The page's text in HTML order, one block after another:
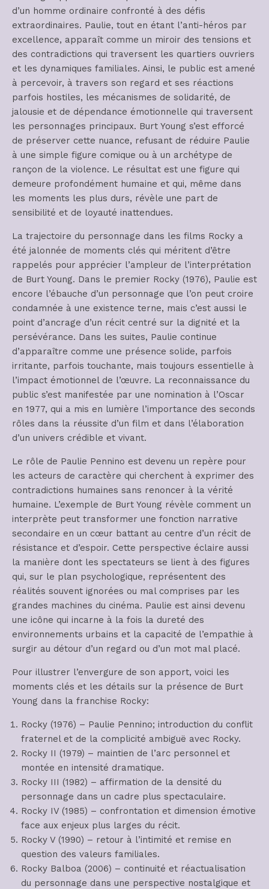
d’un homme ordinaire confronté à des défis
extraordinaires. Paulie, tout en étant l’anti-héros par
excellence, apparaît comme un miroir des tensions et
des contradictions qui traversent les quartiers ouvriers
et les dynamiques familiales. Ainsi, le public est amené
à percevoir, à travers son regard et ses réactions
parfois hostiles, les mécanismes de solidarité, de
jalousie et de dépendance émotionnelle qui traversent
les personnages principaux. Burt Young s’est efforcé
de préserver cette nuance, refusant de réduire Paulie
à une simple figure comique ou à un archétype de
rançon de la violence. Le résultat est une figure qui
demeure profondément humaine et qui, même dans
les moments les plus durs, révèle une part de
sensibilité et de loyauté inattendues.
La trajectoire du personnage dans les films Rocky a
été jalonnée de moments clés qui méritent d’être
rappelés pour apprécier l’ampleur de l’interprétation
de Burt Young. Dans le premier Rocky (1976), Paulie est
encore l’ébauche d’un personnage que l’on peut croire
condamnée à une existence terne, mais c’est aussi le
point d’ancrage d’un récit centré sur la dignité et la
persévérance. Dans les suites, Paulie continue
d’apparaître comme une présence solide, parfois
irritante, parfois touchante, mais toujours essentielle à
l’impact émotionnel de l’œuvre. La reconnaissance du
public s’est manifestée par une nomination à l’Oscar
en 1977, qui a mis en lumière l’importance des seconds
rôles dans la réussite d’un film et dans l’élaboration
d’un univers crédible et vivant.
Le rôle de Paulie Pennino est devenu un repère pour
les acteurs de caractère qui cherchent à exprimer des
contradictions humaines sans renoncer à la vérité
humaine. L’exemple de Burt Young révèle comment un
interprète peut transformer une fonction narrative
secondaire en un cœur battant au centre d’un récit de
résistance et d’espoir. Cette perspective éclaire aussi
la manière dont les spectateurs se lient à des figures
qui, sur le plan psychologique, représentent des
réalités souvent ignorées ou mal comprises par les
grandes machines du cinéma. Paulie est ainsi devenu
une icône qui incarne à la fois la dureté des
environnements urbains et la capacité de l’empathie à
surgir au détour d’un regard ou d’un mot mal placé.
Pour illustrer l’envergure de son apport, voici les
moments clés et les détails sur la présence de Burt
Young dans la franchise Rocky:
Rocky (1976) – Paulie Pennino; introduction du conflit
fraternel et de la complicité ambiguë avec Rocky.
Rocky II (1979) – maintien de l’arc personnel et
montée en intensité dramatique.
Rocky III (1982) – affirmation de la densité du
personnage dans un cadre plus spectaculaire.
Rocky IV (1985) – confrontation et dimension émotive
face aux enjeux plus larges du récit.
Rocky V (1990) – retour à l’intimité et remise en
question des valeurs familiales.
Rocky Balboa (2006) – continuité et réactualisation
du personnage dans une perspective nostalgique et